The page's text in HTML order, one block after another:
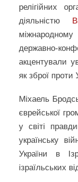
релігійних
діяльністю
державно-
акцентували
як зброї проти
Міхаель
єврейської
у світі
українську
України в
ізраїльських